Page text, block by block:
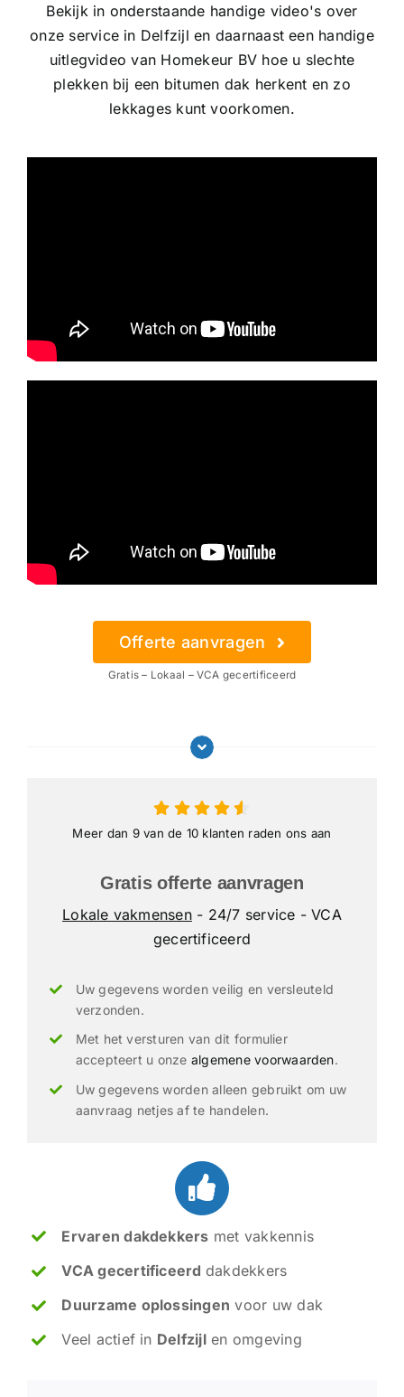
Bekijk in onderstaande handige video's over
onze service in Delfzijl en daarnaast een handige
uitlegvideo van Homekeur BV hoe u slechte
plekken bij een bitumen dak herkent en zo
lekkages kunt voorkomen.
Offerte aanvragen
Gratis – Lokaal – VCA gecertificeerd
Meer dan 9 van de 10 klanten raden ons aan
Gratis offerte aanvragen
Lokale vakmensen- 24/7 service - VCA
gecertificeerd
Uw gegevens worden veilig en versleuteld
verzonden.
Met het versturen van dit formulier
accepteert u onze algemene voorwaarden.
Uw gegevens worden alleen gebruikt om uw
aanvraag netjes af te handelen.
Ervaren dakdekkers met vakkennis
VCA gecertificeerd dakdekkers
Duurzame oplossingen voor uw dak
Veel actief in Delfzijlen omgeving